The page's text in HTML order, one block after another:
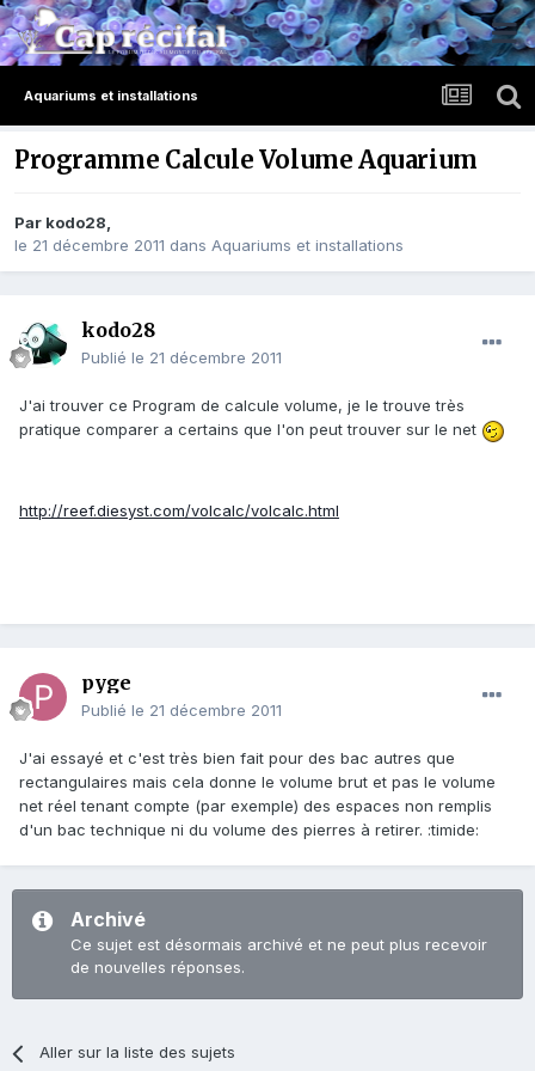
Aquariums et installations
Programme Calcule Volume Aquarium
Par kodo28,
le 21 décembre 2011 dans Aquariums et installations
kodo28
Publié le 21 décembre 2011
J'ai trouver ce Program de calcule volume, je le trouve très
pratique comparer a certains que l'on peut trouver sur le net
http://reef.diesyst.com/volcalc/volcalc.html
pyge
Publié le 21 décembre 2011
J'ai essayé et c'est très bien fait pour des bac autres que
rectangulaires mais cela donne le volume brut et pas le volume
net réel tenant compte (par exemple) des espaces non remplis
d'un bac technique ni du volume des pierres à retirer. :timide:
Archivé
Ce sujet est désormais archivé et ne peut plus recevoir
de nouvelles réponses.
Aller sur la liste des sujets